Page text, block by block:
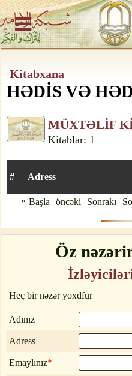
Kitabxana
HƏDİS VƏ
MÜXTƏLİF
Kitablar: 1
# Adress
« Başla öncəki Sonrakı
Öz
Heç bir nəzər yoxdfur
Adınız
Adress
Emaylınız*